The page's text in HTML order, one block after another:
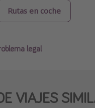
Rutas en coche
legal
VIAJES